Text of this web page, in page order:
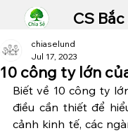
CS
10 công ty lớn
chiaselund
Jul 17, 2023
Biết về 10 công ty
điều cần thiết để
cảnh kinh tế, các